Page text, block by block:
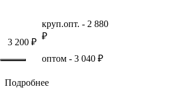
3 200 ₽
круп.опт. - 2 880
₽
оптом - 3 040 ₽
Подробнее